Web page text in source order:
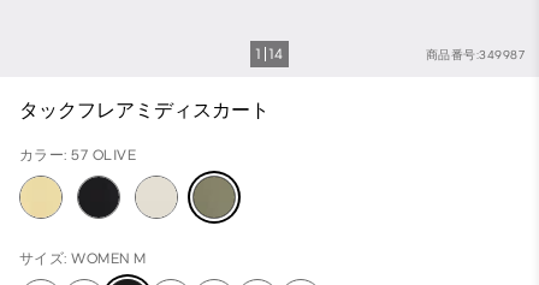
商品番号:349987
1 14
タックフレアミディスカート
カラー: 57 OLIVE
サイズ: WOMEN M